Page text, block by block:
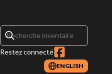
Restez connecté
ENGLISH